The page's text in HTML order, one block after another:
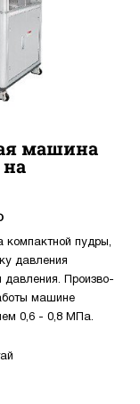
машина
компактной пудры,
давления
давления. Произво-
машине
0,6 - 0,8 МПа.